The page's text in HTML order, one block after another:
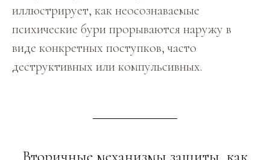
иллюстрирует, как неосознаваемые
психические бури прорываются наружу в
виде конкретных поступков, часто
деструктивных или компульсивных.
Вторичные механизмы защиты, как